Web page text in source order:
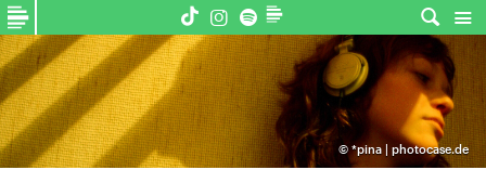
©*pina | photocase.de